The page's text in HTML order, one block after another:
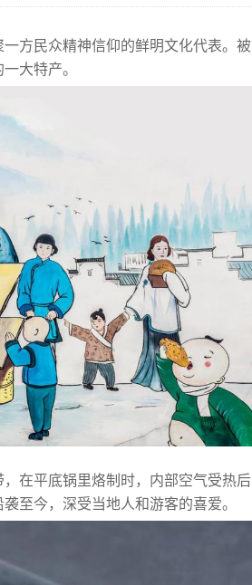
方民众精神信仰的鲜明文化代表。被
大特产。
在平底锅里烙制时，内部空气受热后
至今，深受当地人和游客的喜爱。